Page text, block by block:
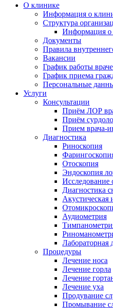
О клинике
Информация о
Структура
Информация о
Документы
Правила
Вакансии
График работы
График приема
Персональные
Услуги
Консультации
Приём ЛОР
Приём
Прием врача-
Диагностика
Риноскопия
Отоскопия
Эндоскопия
Исследование
Диагностика
Акустическая
Аудиометрия
Лабораторная
Процедуры
Лечение носа
Лечение горла
Лечение
Лечение уха
Продувание
Промывание